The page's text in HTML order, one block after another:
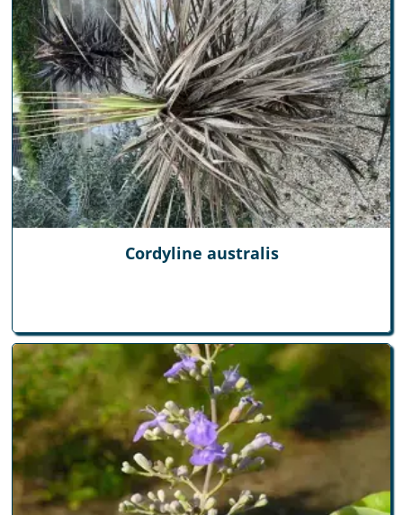
Cordyline australis